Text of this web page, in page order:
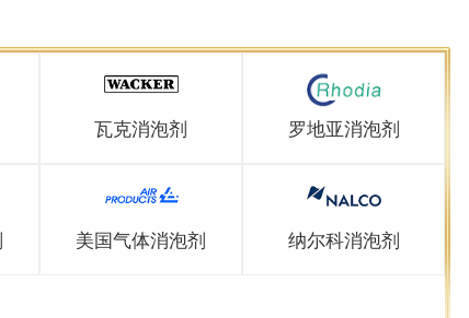
瓦克消泡剂 罗地亚消泡剂
美国气体消泡剂 纳尔科消泡剂